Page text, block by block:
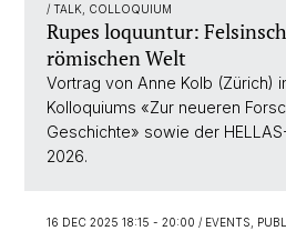
/ TALK, COLLOQUIUM
Rupes loquuntur:
römischen Welt
Vortrag von Anne Kolb (Zürich)
Kolloquiums «Zur neueren
Geschichte» sowie der
2026.
16 DEC 2025 18:15 - 20:00 / EVENTS,